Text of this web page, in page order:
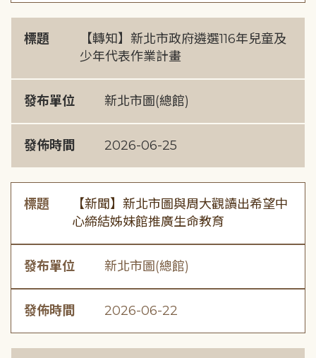
標題
【轉知】新北市政府遴選116年兒童及
少年代表作業計畫
發布單位 新北市圖(總館)
發佈時間 2026-06-25
標題
【新聞】新北市圖與周大觀讀出希望中
心締結姊妹館推廣生命教育
發布單位 新北市圖(總館)
發佈時間 2026-06-22